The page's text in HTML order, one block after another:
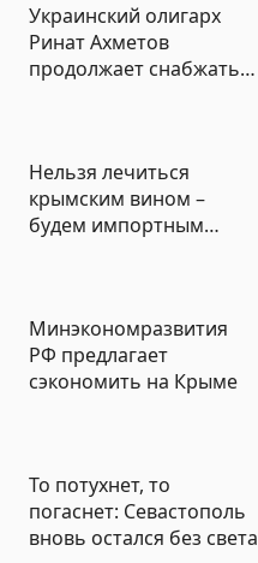
Украинский олигарх
Ринат Ахметов
продолжает снабжать
Нельзя лечиться
крымским вином –
будем импортным
Минэкономразвития
РФ предлагает
сэкономить на Крыме
То потухнет, то
погаснет: Севастополь
вновь остался без света